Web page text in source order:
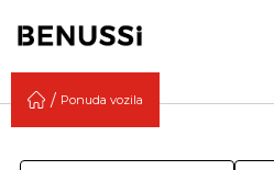
Ponuda vozila